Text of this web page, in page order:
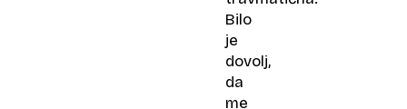
Bilo
je
dovolj,
da
me